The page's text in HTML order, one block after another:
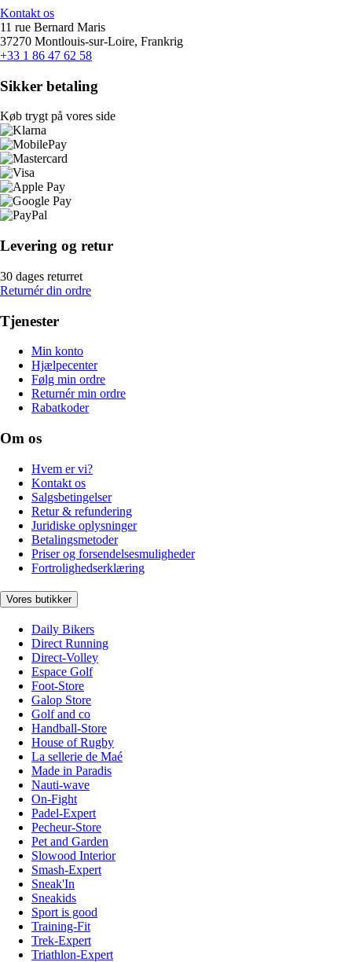
Kontakt os
11 rue Bernard Maris
37270 Montlouis-sur-Loire, Frankrig
+33 1 86 47 62 58
Sikker betaling
Køb trygt på vores side
Levering og retur
30 dages returret
Returnér din ordre
Tjenester
Min konto
Hjælpecenter
Følg min ordre
Returnér min ordre
Rabatkoder
Om os
Hvem er vi?
Kontakt os
Salgsbetingelser
Retur & refundering
Juridiske oplysninger
Betalingsmetoder
Priser og forsendelsesmuligheder
Fortrolighedserklæring
Vores butikker
Daily Bikers
Direct Running
Direct-Volley
Espace Golf
Foot-Store
Galop Store
Golf and co
Handball-Store
House of Rugby
La sellerie de Maé
Made in Paradis
Nauti-wave
On-Fight
Padel-Expert
Pecheur-Store
Pet and Garden
Slowood Interior
Smash-Expert
Sneak'In
Sneakids
Sport is good
Training-Fit
Trek-Expert
Triathlon-Expert